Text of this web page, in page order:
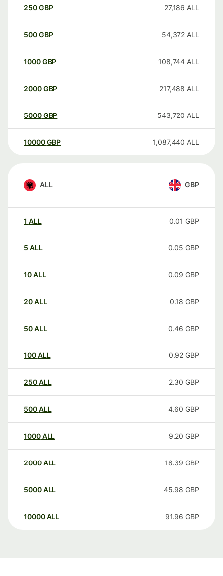
250GBP 27,186 ALL
500GBP 54,372 ALL
1000GBP 108,744 ALL
2000GBP 217,488 ALL
5000GBP 543,720 ALL
10000 GBP 1,087,440 ALL
ALL GBP
1 ALL 0.01 GBP
5 ALL 0.05 GBP
10ALL 0.09 GBP
20ALL 0.18 GBP
50ALL 0.46 GBP
100ALL 0.92 GBP
250ALL 2.30 GBP
500ALL 4.60 GBP
1000ALL 9.20 GBP
2000ALL 18.39 GBP
5000ALL 45.98 GBP
10000 ALL 91.96 GBP